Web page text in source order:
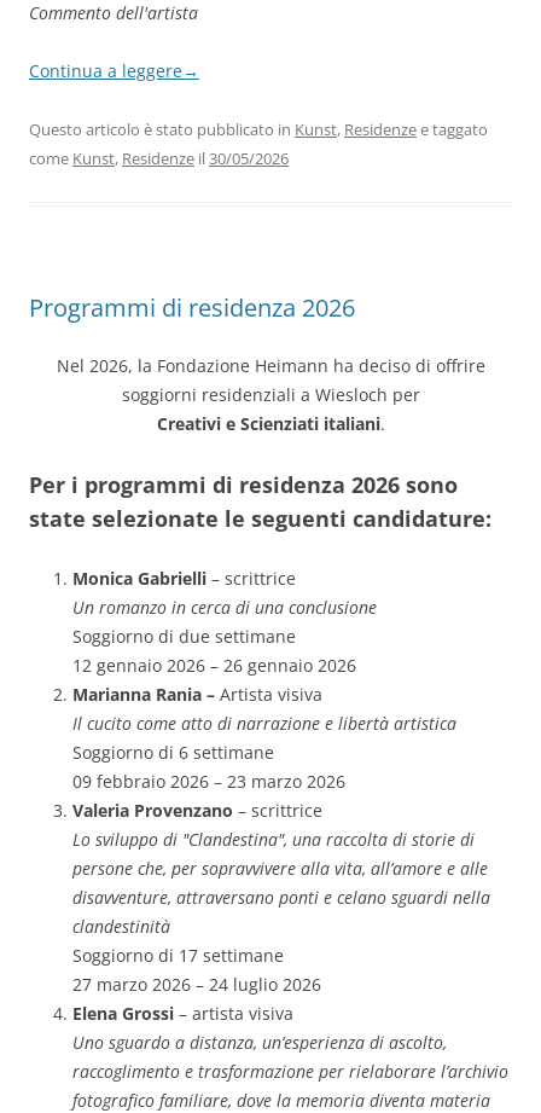
Commento dell'artista
Continua a leggere→
Questo articolo è stato pubblicato in Kunst, Residenzee taggato
come Kunst, Residenze il30/05/2026
Programmi di residenza 2026
Nel 2026, la Fondazione Heimann ha deciso di offrire
soggiorni residenziali a Wiesloch per
Creativi e Scienziati italiani.
Per i programmi di residenza 2026 sono
state selezionate le seguenti candidature:
Monica Gabrielli – scrittrice
Un romanzo in cerca di una conclusione
Soggiorno di due settimane
12 gennaio 2026 – 26 gennaio 2026
Marianna Rania – Artista visiva
Il cucito come atto di narrazione e libertà artistica
Soggiorno di 6 settimane
09 febbraio 2026 – 23 marzo 2026
Valeria Provenzano – scrittrice
Lo sviluppo di "Clandestina", una raccolta di storie di
persone che, per sopravvivere alla vita, all’amore e alle
disavventure, attraversano ponti e celano sguardi nella
clandestinità
Soggiorno di 17 settimane
27 marzo 2026 – 24 luglio 2026
Elena Grossi – artista visiva
Uno sguardo a distanza, un’esperienza di ascolto,
raccoglimento e trasformazione per rielaborare l’archivio
fotografico familiare, dove la memoria diventa materia